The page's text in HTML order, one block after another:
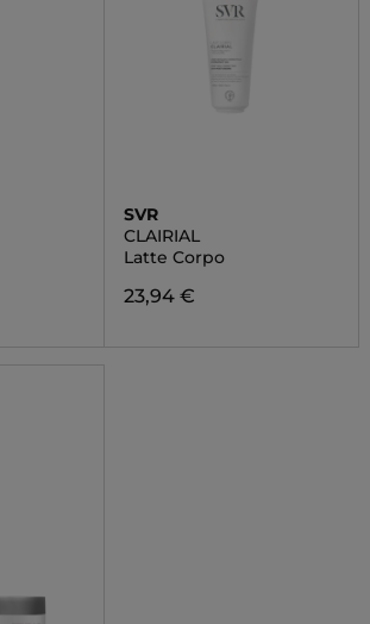
SVR
CLAIRIAL
Latte Corpo
23,94 €